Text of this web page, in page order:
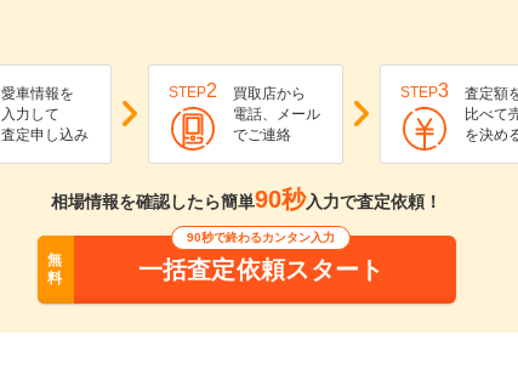
愛車情報を
入力して
査定申し込み
STEP2
買取店から
電話、メール
でご連絡
STEP3
査定額
比べて
を決め
相場情報を確認したら簡単90秒入力で査定依頼！
無
料
90秒で終わるカンタン入力
一括査定依頼スタート